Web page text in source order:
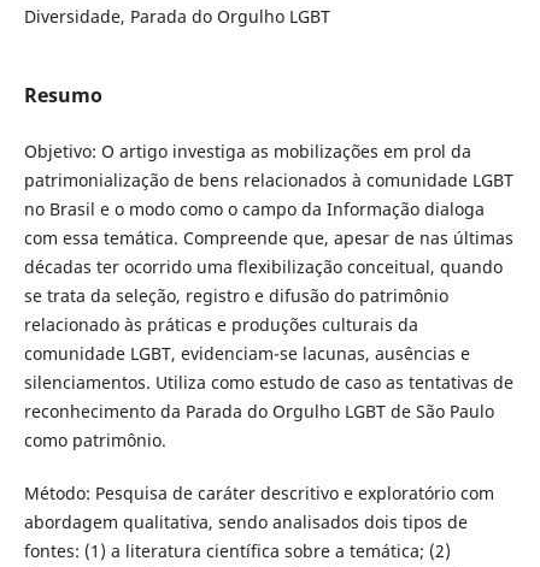
Diversidade, Parada do Orgulho LGBT
Resumo
Objetivo: O artigo investiga as mobilizações em prol da
patrimonialização de bens relacionados à comunidade LGBT
no Brasil e o modo como o campo da Informação dialoga
com essa temática. Compreende que, apesar de nas últimas
décadas ter ocorrido uma flexibilização conceitual, quando
se trata da seleção, registro e difusão do patrimônio
relacionado às práticas e produções culturais da
comunidade LGBT, evidenciam-se lacunas, ausências e
silenciamentos. Utiliza como estudo de caso as tentativas de
reconhecimento da Parada do Orgulho LGBT de São Paulo
como patrimônio.
Método: Pesquisa de caráter descritivo e exploratório com
abordagem qualitativa, sendo analisados dois tipos de
fontes: (1) a literatura científica sobre a temática; (2)